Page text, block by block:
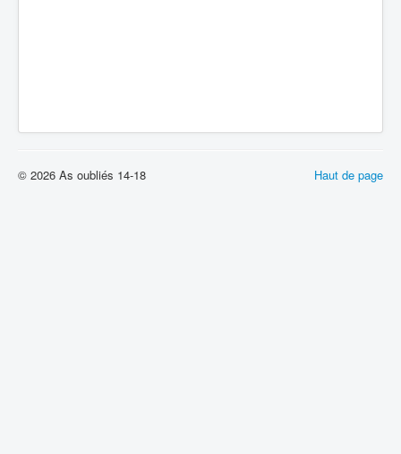
Haut de page
© 2026 As oubliés 14-18